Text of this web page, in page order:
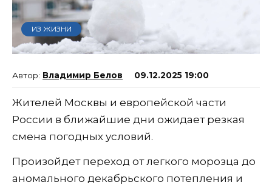
ИЗ ЖИЗНИ
Владимир Белов 09.12.2025 19:00
Жителей Москвы и европейской части
России в ближайшие дни ожидает резкая
смена погодных условий.
Произойдет переход от легкого морозца до
аномального декабрьского потепления и